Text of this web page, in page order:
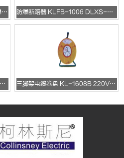
防爆起动器 KLFB-112 BQS-防爆电磁起动器 防爆断路器 KLFB-1006 DLXS-系列防爆行程开关
轮车式电缆卷盘 KL-1602B 25-100m 三脚架电缆卷盘 KL-1608B 220V/10A/16A